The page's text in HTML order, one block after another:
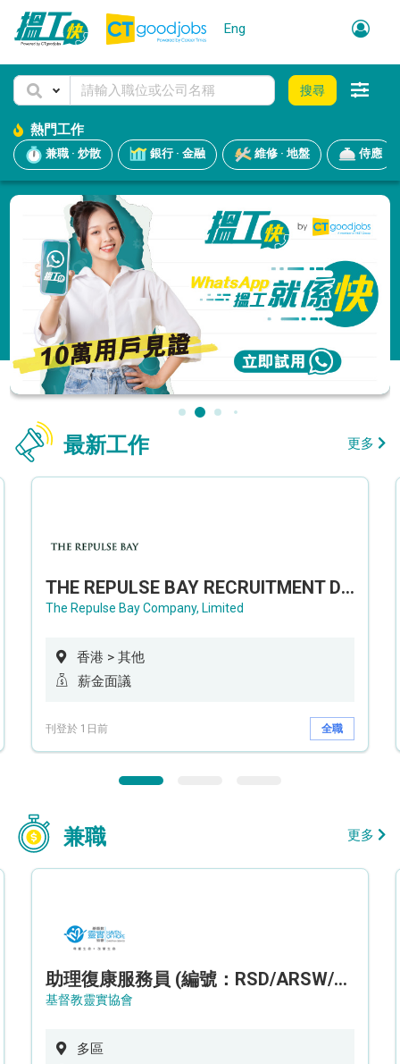
Eng
搜尋
熱門工作
兼職 · 炒散 銀行 · 金融 維修 · 地盤 侍應
最新工作 更多
THE REPULSE BAY RECRUITMENT DAY 淺水灣影灣園人才招聘會
The Repulse Bay Company, Limited
香港 > 其他
薪金面議
刊登於 1日前 全職
兼職 更多
助理復康服務員 (編號：RSD/ARSW/CTE)
基督教靈實協會
多區